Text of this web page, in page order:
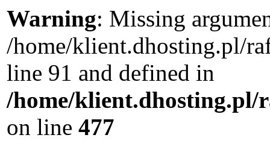
Warning: Missing
/home/klient.dhosting.pl/
line 91 and defined in
/home/klient.dhosting.pl/
on line 477